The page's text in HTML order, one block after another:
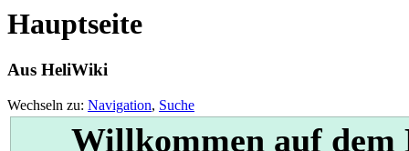
Hauptseite
Aus HeliWiki
Wechseln zu: Navigation, Suche
Willkommen auf